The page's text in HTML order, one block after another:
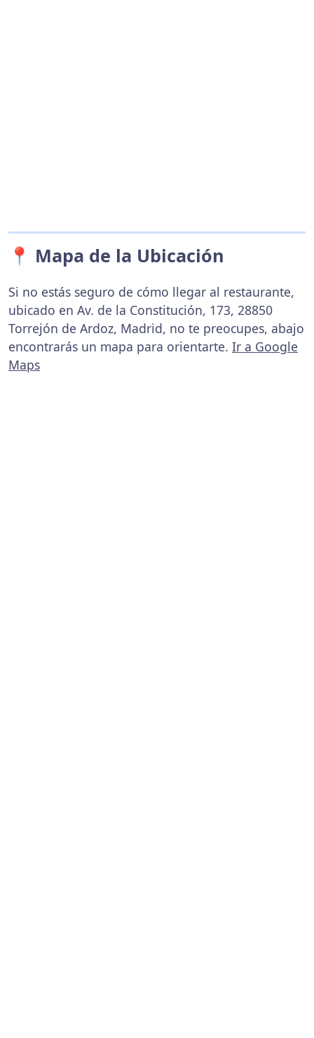
📍 Mapa de la Ubicación
Si no estás seguro de cómo llegar al restaurante,
ubicado en Av. de la Constitución, 173, 28850
Torrejón de Ardoz, Madrid, no te preocupes, abajo
encontrarás un mapa para orientarte. Ir a Google
Maps